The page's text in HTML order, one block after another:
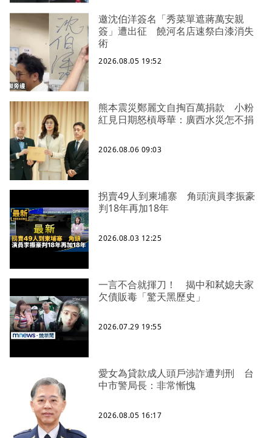
邀沈伯洋簽名「秀菜單遮蔣萬安親
簽」遭出征 饒河名店速祭白漆消失
術
2026.08.05 19:52
熊本震災鄭麗文自掏百萬捐款 小粉
紅見日期怒槓辱華：廣西水災怎不捐
2026.08.06 09:03
拐賣49人到柬埔寨 角頭演員李振豪
判18年再加18年
2026.08.03 12:25
一言不合就揮刀！ 揭中和弒媳夫家
欠債販毒「驚天黑歷史」
2026.07.29 19:55
愛女為貸款成人頭戶涉詐遭判刑 台
中市警局長：非常慚愧
2026.08.05 16:17